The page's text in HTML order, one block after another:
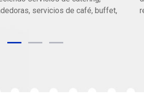
servicios de café, buffet,